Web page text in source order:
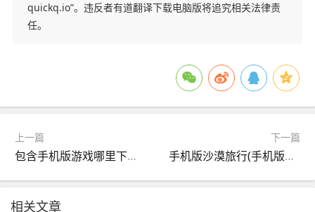
quickq.io”。违反者有道翻译下载电脑版将追究相关法律责
任。
上一篇
包含手机版游戏哪里下载免费的词条
下一篇
手机版沙漠旅行(手机版沙漠旅行攻略)
相关文章